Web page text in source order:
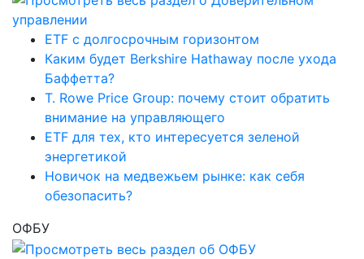
ETF с долгосрочным горизонтом
Каким будет Berkshire Hathaway после ухода
Баффетта?
T. Rowe Price Group: почему стоит обратить
внимание на управляющего
ETF для тех, кто интересуется зеленой
энергетикой
Новичок на медвежьем рынке: как себя
обезопасить?
ОФБУ